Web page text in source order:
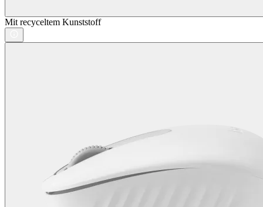
Mit recyceltem Kunststoff